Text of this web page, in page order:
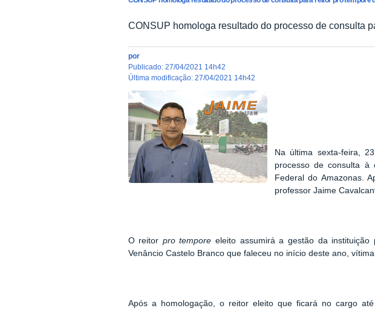
CONSUP homologa resultado do processo de consulta
por
publicado: 27/04/2021 14h42
última modificação: 27/04/2021 14h42
Na última sexta-feira,
processo de consulta
Federal do Amazonas.
professor Jaime
O reitor pro tempore eleito assumirá a gestão da
Venâncio Castelo Branco que faleceu no início deste ano,
Após a homologação, o reitor eleito que ficará no cargo